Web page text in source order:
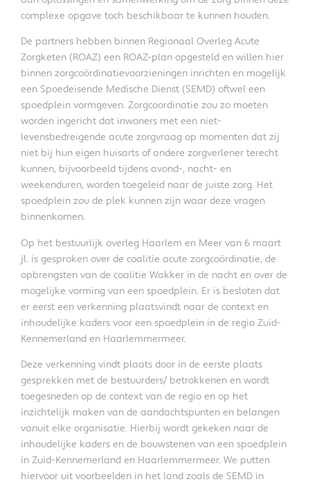
complexe opgave toch beschikbaar te kunnen houden.
De partners hebben binnen Regionaal Overleg Acute
Zorgketen (ROAZ) een ROAZ-plan opgesteld en willen hier
binnen zorgcoördinatievoorzieningen inrichten en mogelijk
een Spoedeisende Medische Dienst (SEMD) oftwel een
spoedplein vormgeven. Zorgcoordinatie zou zo moeten
worden ingericht dat inwoners met een niet-
levensbedreigende acute zorgvraag op momenten dat zij
niet bij hun eigen huisarts of andere zorgverlener terecht
kunnen, bijvoorbeeld tijdens avond-, nacht- en
weekenduren, worden toegeleid naar de juiste zorg. Het
spoedplein zou de plek kunnen zijn waar deze vragen
binnenkomen.
Op het bestuurlijk overleg Haarlem en Meer van 6 maart
jl. is gesproken over de coalitie acute zorgcoördinatie, de
opbrengsten van de coalitie Wakker in de nacht en over de
mogelijke vorming van een spoedplein. Er is besloten dat
er eerst een verkenning plaatsvindt naar de context en
inhoudelijke kaders voor een spoedplein in de regio Zuid-
Kennemerland en Haarlemmermeer.
Deze verkenning vindt plaats door in de eerste plaats
gesprekken met de bestuurders/ betrokkenen en wordt
toegesneden op de context van de regio en op het
inzichtelijk maken van de aandachtspunten en belangen
vanuit elke organisatie. Hierbij wordt gekeken naar de
inhoudelijke kaders en de bouwstenen van een spoedplein
in Zuid-Kennemerland en Haarlemmermeer. We putten
hiervoor uit voorbeelden in het land zoals de SEMD in